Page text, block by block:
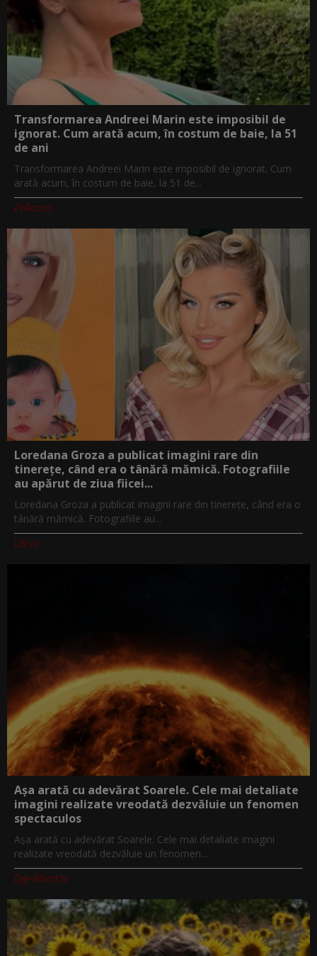
Transformarea Andreei Marin este imposibil de
ignorat. Cum arată acum, în costum de baie, la 51
de ani
Transformarea Andreei Marin este imposibil de ignorat. Cum
arată acum, în costum de baie, la 51 de...
PeRoz.ro
Loredana Groza a publicat imagini rare din
tinerețe, când era o tânără mămică. Fotografiile
au apărut de ziua fiicei...
Loredana Groza a publicat imagini rare din tinerețe, când era o
tânără mămică. Fotografiile au...
Utv.ro
Așa arată cu adevărat Soarele. Cele mai detaliate
imagini realizate vreodată dezvăluie un fenomen
spectaculos
Așa arată cu adevărat Soarele. Cele mai detaliate imagini
realizate vreodată dezvăluie un fenomen...
Digi-World.tv